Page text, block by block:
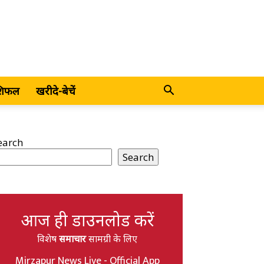
खरीदे-बेचें
Search
आज ही डाउनलोड करें
विशेषसमाचारसामग्री के लिए